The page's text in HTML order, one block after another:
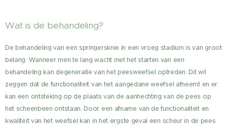
Wat is de behandeling?
De behandeling van een springersknie in een vroeg stadium is van groot
belang. Wanneer men te lang wacht met het starten van een
behandeling kan degeneratie van het peesweefsel optreden. Dit wil
zeggen dat de functionaliteit van het aangedane weefsel afneemt en er
kan een ontsteking op de plaats van de aanhechting van de pees op
het scheenbeen ontstaan. Door een afname van de functionaliteit en
kwaliteit van het weefsel kan in het ergste geval een scheur in de pees